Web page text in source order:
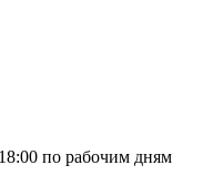
по рабочим дням